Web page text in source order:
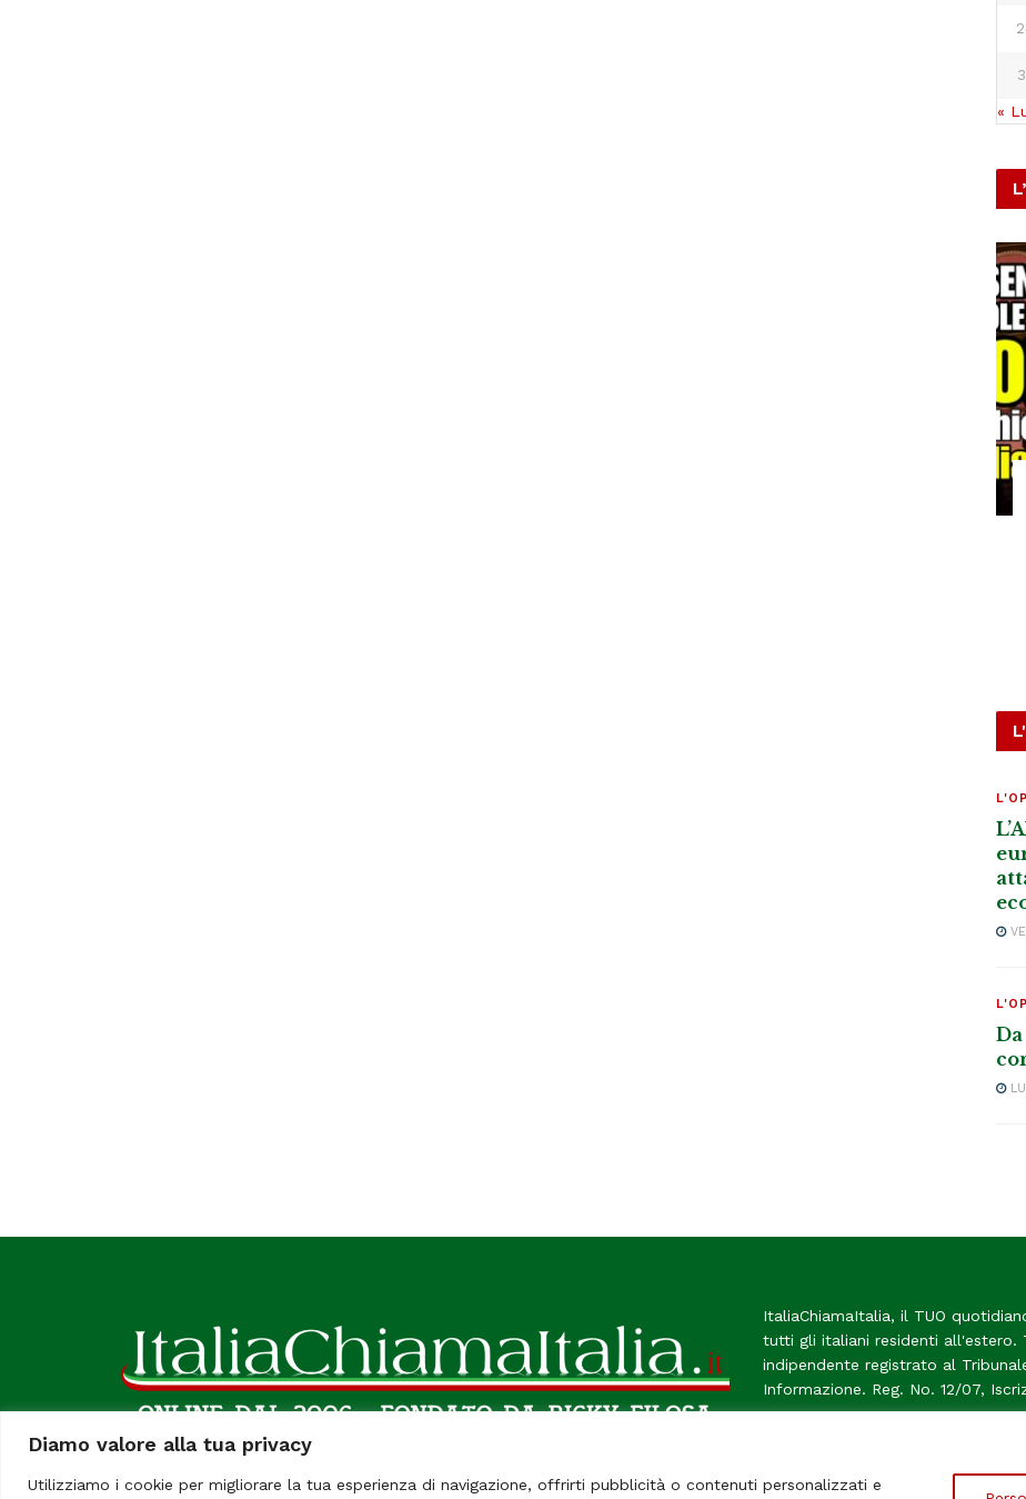
Diamo valore alla tua privacy
Utilizziamo i cookie per migliorare la tua esperienza di navigazione, offrirti pubblicità o contenuti personalizzati e
«
ItaliaChiamaItalia, il TUO
tutti gli italiani residenti all'estero.
indipendente registrato al
Informazione. Reg. No. 12/07,